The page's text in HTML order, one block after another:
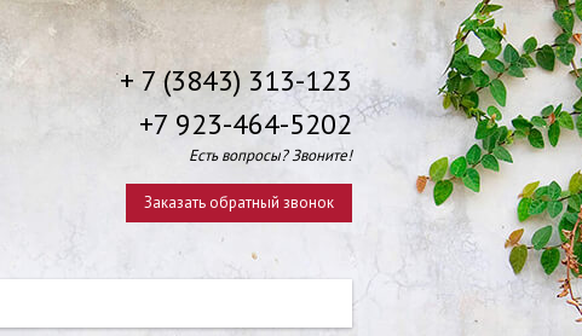
+ 7 (3843) 313-123
+7 923-464-5202
Есть вопросы? Звоните!
Заказать обратный звонок